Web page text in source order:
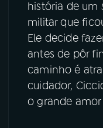
história de um
militar que
Ele decide
antes de pôr
caminho é
cuidador,
o grande amor